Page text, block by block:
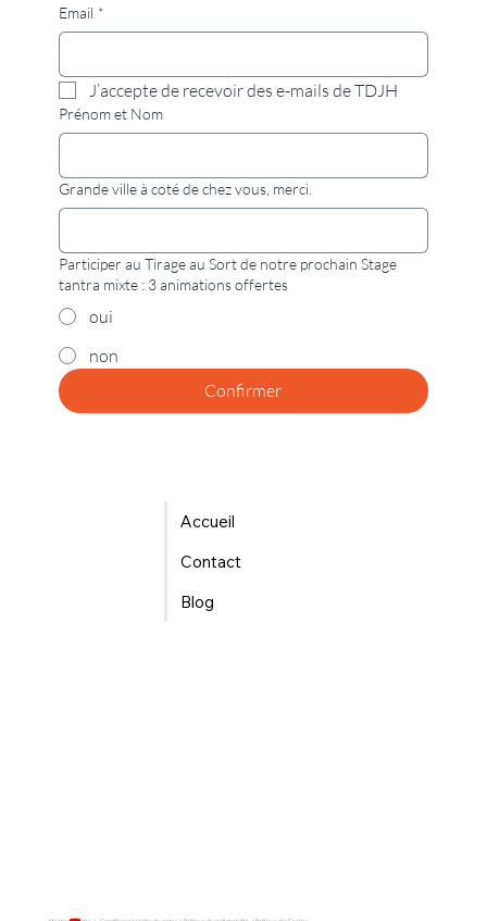
Email *
J’accepte de recevoir des e-mails de TDJH
Prénom et Nom
Grande ville à coté de chez vous, merci.
Participer au Tirage au Sort de notre prochain Stage
tantra mixte : 3 animations offertes
oui
non
Confirmer
Accueil
Contact
Blog